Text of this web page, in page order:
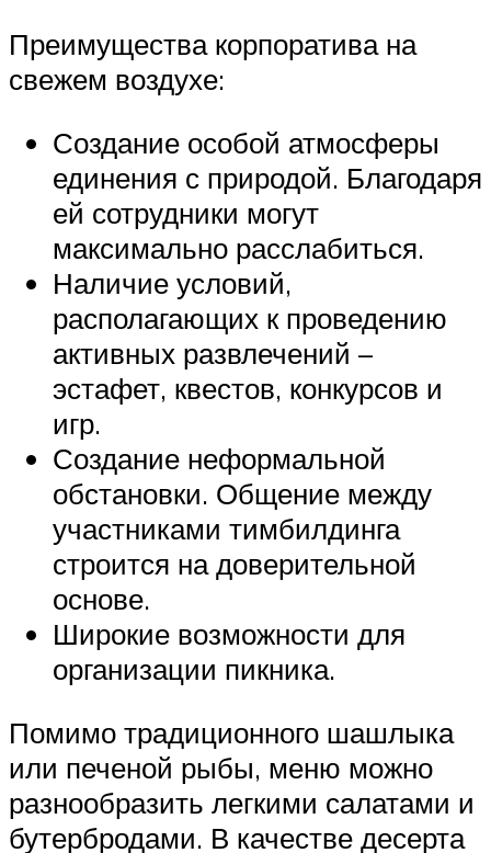
Преимущества корпоратива на
свежем воздухе:
Создание особой атмосферы
единения с природой. Благодаря
ей сотрудники могут
максимально расслабиться.
Наличие условий,
располагающих к проведению
активных развлечений –
эстафет, квестов, конкурсов и
игр.
Создание неформальной
обстановки. Общение между
участниками тимбилдинга
строится на доверительной
основе.
Широкие возможности для
организации пикника.
Помимо традиционного шашлыка
или печеной рыбы, меню можно
разнообразить легкими салатами и
бутербродами. В качестве десерта